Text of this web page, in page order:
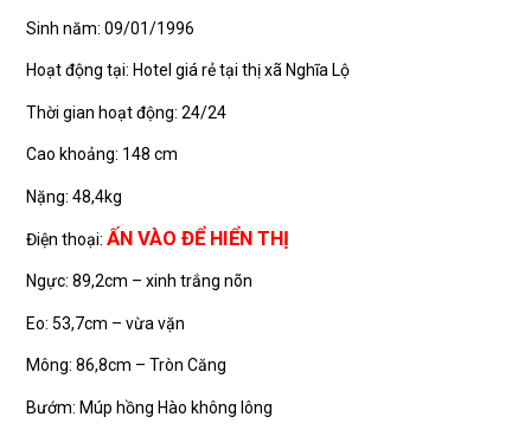
Sinh năm: 09/01/1996
Hoạt động tại: Hotel giá rẻ tại thị xã Nghĩa Lộ
Thời gian hoạt động: 24/24
Cao khoảng: 148 cm
Nặng: 48,4kg
Điện thoại:ẤN VÀO ĐỂ HIỂN THỊ
Ngực: 89,2cm – xinh trắng nõn
Eo: 53,7cm – vừa vặn
Mông: 86,8cm – Tròn Căng
Bướm: Múp hồng Hào không lông